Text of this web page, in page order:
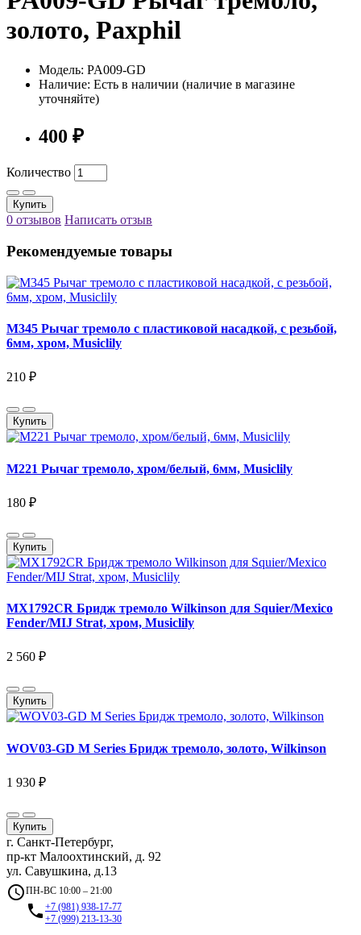
золото, Paxphil
Модель: PA009-GD
Наличие: Есть в наличии (наличие в магазине
уточняйте)
400 ₽
Количество
Купить
0 отзывов Написать отзыв
Рекомендуемые товары
M345 Рычаг тремоло с пластиковой насадкой, с резьбой,
6мм, хром, Musiclily
210 ₽
Купить
M221 Рычаг тремоло, хром/белый, 6мм, Musiclily
180 ₽
Купить
MX1792CR Бридж тремоло Wilkinson для Squier/Mexico
Fender/MIJ Strat, хром, Musiclily
2 560 ₽
Купить
WOV03-GD M Series Бридж тремоло, золото, Wilkinson
1 930 ₽
Купить
г. Санкт-Петербург,
пр-кт Малоохтинский, д. 92
ул. Савушкина, д.13
access_timeПН-ВС 10:00 – 21:00
local_phone +7 (981) 938-17-77
+7 (999) 213-13-30